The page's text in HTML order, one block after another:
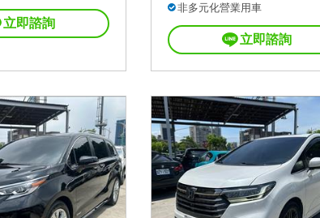
立即諮詢
非多元化營業用車
立即諮詢